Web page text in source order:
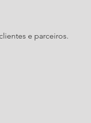
e parceiros.